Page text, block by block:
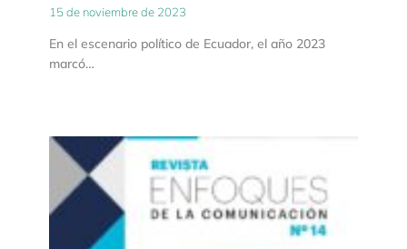
15 de noviembre de 2023
En el escenario político de Ecuador, el año 2023
marcó…